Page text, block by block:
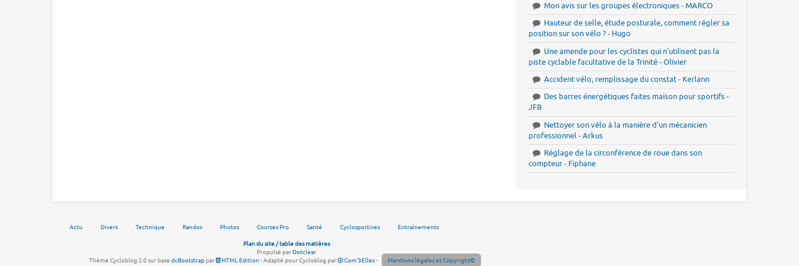
Mon avis sur les groupes électroniques - MARCO
Hauteur de selle, étude posturale, comment régler sa
position sur son vélo ? - Hugo
Une amende pour les cyclistes qui n'utilisent pas la
piste cyclable facultative de la Trinité - Olivier
Accident vélo, remplissage du constat - Kerlann
Des barres énergétiques faites maison pour sportifs -
JFB
Nettoyer son vélo à la manière d'un mécanicien
professionnel - Arkus
Réglage de la circonférence de roue dans son
compteur - Fiphane
Actu Divers Technique Randos Photos Courses Pro Santé Cyclosportives Entraînements
Plan du site / table des matières
Propulsé parDotclear
Thème Cycloblog 2.0 sur base dcBootstrappar HTML Edition - Adapté pour Cycloblog par Com'3Elles- Mentions légales et Copyright©